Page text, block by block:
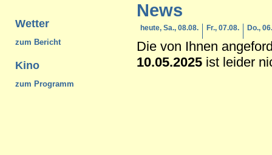
Wetter
zum Bericht
Kino
zum Programm
News
heute, Sa., 08.08. Fr., 07.08. Do.,
Die von Ihnen
10.05.2025 ist leider